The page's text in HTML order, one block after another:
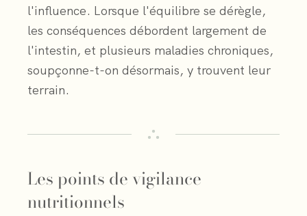
l'influence. Lorsque l'équilibre se dérègle,
les conséquences débordent largement de
l'intestin, et plusieurs maladies chroniques,
soupçonne-t-on désormais, y trouvent leur
terrain.
Les points de vigilance
nutritionnels